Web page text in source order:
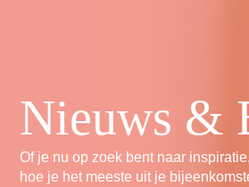
Nieuws &
Of je nu op zoek bent naar
hoe je het meeste uit je